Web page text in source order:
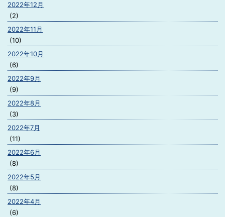
2022年12月
(2)
2022年11月
(10)
2022年10月
(6)
2022年9月
(9)
2022年8月
(3)
2022年7月
(11)
2022年6月
(8)
2022年5月
(8)
2022年4月
(6)